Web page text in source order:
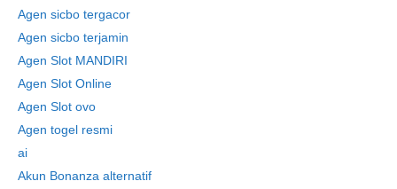
Agen sicbo tergacor
Agen sicbo terjamin
Agen Slot MANDIRI
Agen Slot Online
Agen Slot ovo
Agen togel resmi
ai
Akun Bonanza alternatif